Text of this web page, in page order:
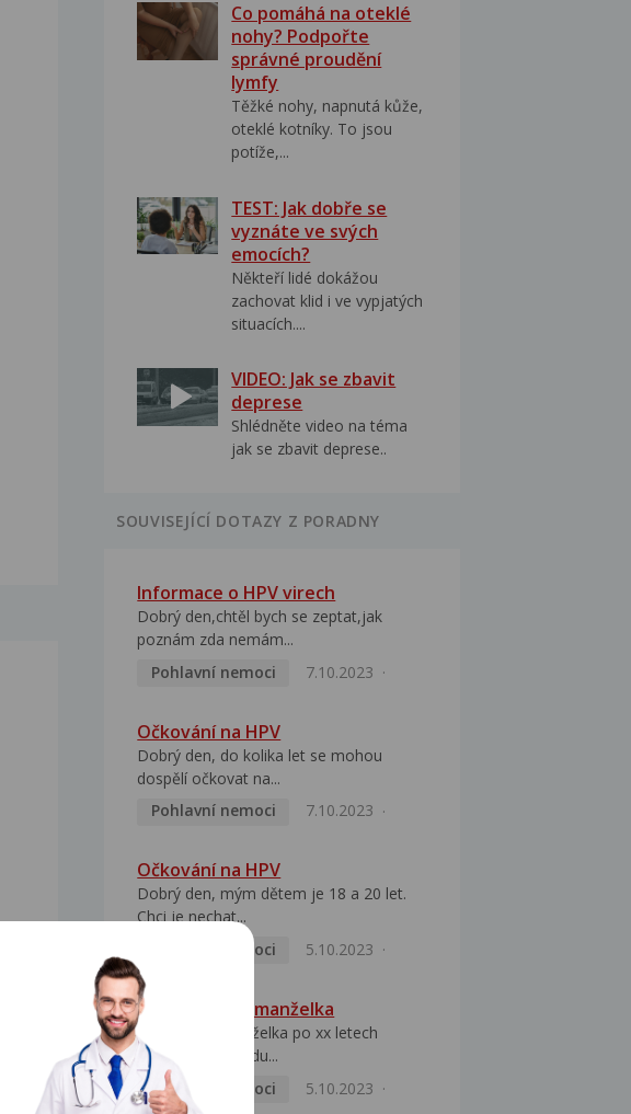
Co pomáhá na oteklé
nohy? Podpořte
správné proudění
lymfy
Těžké nohy, napnutá kůže,
oteklé kotníky. To jsou
potíže,...
TEST: Jak dobře se
vyznáte ve svých
emocích?
Někteří lidé dokážou
zachovat klid i ve vypjatých
situacích....
VIDEO: Jak se zbavit
deprese
Shlédněte video na téma
jak se zbavit deprese..
SOUVISEJÍCÍ DOTAZY Z PORADNY
Informace o HPV virech
Dobrý den,chtěl bych se zeptat,jak
poznám zda nemám...
Pohlavní nemoci
7.10.2023
Očkování na HPV
Dobrý den, do kolika let se mohou
dospělí očkovat na...
Pohlavní nemoci
7.10.2023
Očkování na HPV
Dobrý den, mým dětem je 18 a 20 let.
Chci je nechat...
Pohlavní nemoci
5.10.2023
HPV pozitivní manželka
Dobrý den, manželka po xx letech
přivezla z Východu...
Pohlavní nemoci
5.10.2023